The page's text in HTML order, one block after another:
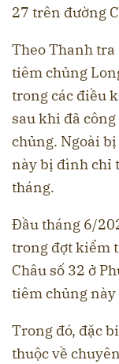
27 trên đường
Theo Thanh tra
tiêm chủng
trong các điều
sau khi đã
chủng. Ngoài
này bị đình chỉ
tháng.
Đầu tháng 6/
trong đợt kiểm
Châu số 32 ở
tiêm chủng
Trong đó, đặc
thuộc về